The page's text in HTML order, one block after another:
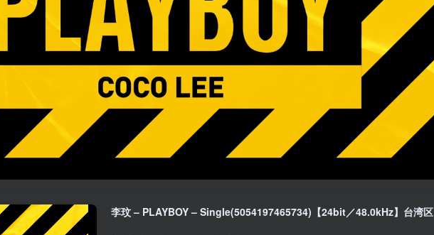
李玟 – PLAYBOY – Single(5054197465734)【24bit／48.0kHz】台湾区